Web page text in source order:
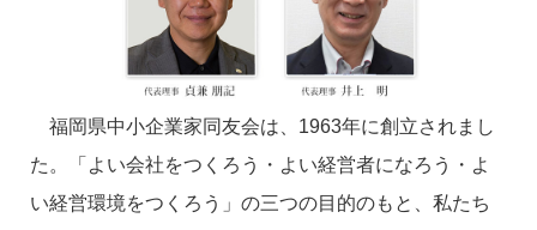
福岡県中小企業家同友会は、1963年に創立されまし
た。「よい会社をつくろう・よい経営者になろう・よ
い経営環境をつくろう」の三つの目的のもと、私たち